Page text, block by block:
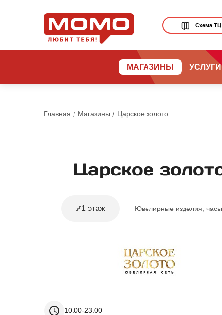
МАГАЗИНЫ УСЛУГИ
Схема ТЦ
Главная Магазины Царское золото
Царское
1 этаж Ювелирные изделия, часы
10.00-23.00